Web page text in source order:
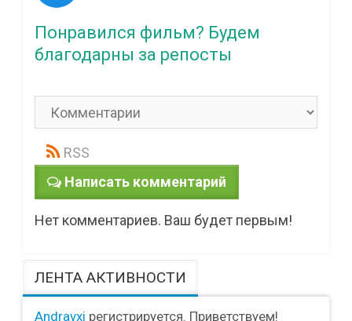
Понравился фильм? Будем
благодарны за репосты
RSS
Написать комментарий
Нет комментариев. Ваш будет первым!
ЛЕНТА АКТИВНОСТИ
Andravxj регистрируется. Приветствуем!